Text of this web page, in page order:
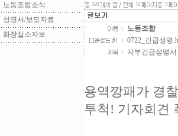
노동조합소식
성명서/보도자료
화장실소자보
320 16 9
노동조합
0722_긴급성명
지부긴급성명서
용역깡패가 경
투척! 기자회견